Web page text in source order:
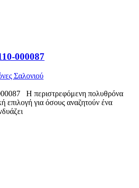
000087
Σαλονιού
Η περιστρεφόμενη πολυθρόνα
επιλογή για όσους αναζητούν ένα